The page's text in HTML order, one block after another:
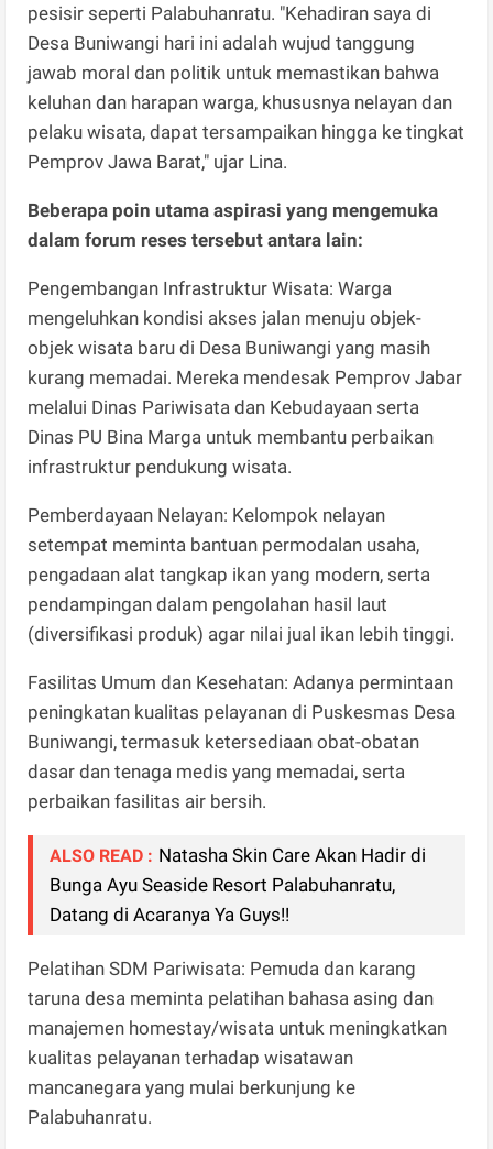
pesisir seperti Palabuhanratu. "Kehadiran saya di
Desa Buniwangi hari ini adalah wujud tanggung
jawab moral dan politik untuk memastikan bahwa
keluhan dan harapan warga, khususnya nelayan dan
pelaku wisata, dapat tersampaikan hingga ke tingkat
Pemprov Jawa Barat," ujar Lina.
Beberapa poin utama aspirasi yang mengemuka
dalam forum reses tersebut antara lain:
Pengembangan Infrastruktur Wisata: Warga
mengeluhkan kondisi akses jalan menuju objek-
objek wisata baru di Desa Buniwangi yang masih
kurang memadai. Mereka mendesak Pemprov Jabar
melalui Dinas Pariwisata dan Kebudayaan serta
Dinas PU Bina Marga untuk membantu perbaikan
infrastruktur pendukung wisata.
Pemberdayaan Nelayan: Kelompok nelayan
setempat meminta bantuan permodalan usaha,
pengadaan alat tangkap ikan yang modern, serta
pendampingan dalam pengolahan hasil laut
(diversifikasi produk) agar nilai jual ikan lebih tinggi.
Fasilitas Umum dan Kesehatan: Adanya permintaan
peningkatan kualitas pelayanan di Puskesmas Desa
Buniwangi, termasuk ketersediaan obat-obatan
dasar dan tenaga medis yang memadai, serta
perbaikan fasilitas air bersih.
ALSO READ : Natasha Skin Care Akan Hadir di
Bunga Ayu Seaside Resort Palabuhanratu,
Datang di Acaranya Ya Guys!!
Pelatihan SDM Pariwisata: Pemuda dan karang
taruna desa meminta pelatihan bahasa asing dan
manajemen homestay/wisata untuk meningkatkan
kualitas pelayanan terhadap wisatawan
mancanegara yang mulai berkunjung ke
Palabuhanratu.